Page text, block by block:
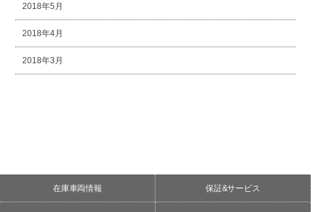
2018年5月
2018年4月
2018年3月
在庫車両情報 保証&サービス